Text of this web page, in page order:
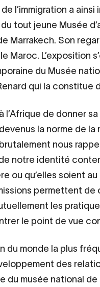
l’immigration a ainsi
tout jeune Musée
Marrakech. Son
Maroc. L’exposition
du Musée
qui la constitue
l’Afrique de donner
la norme de la
nous
notre identité
ou qu’elles soient
permettent de
les
le point de vue
du monde la plus
des
du musée national de